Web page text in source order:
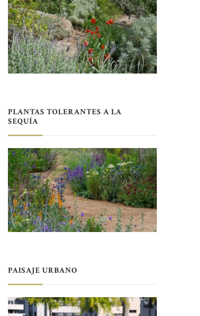
PLANTAS TOLERANTES A LA
SEQUÍA
PAISAJE URBANO